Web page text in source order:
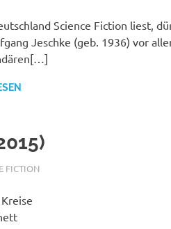
Science Fiction liest,
Jeschke (geb. 1936) vor
FICTION